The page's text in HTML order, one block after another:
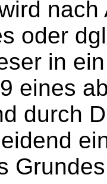
oder
in
eines
durch